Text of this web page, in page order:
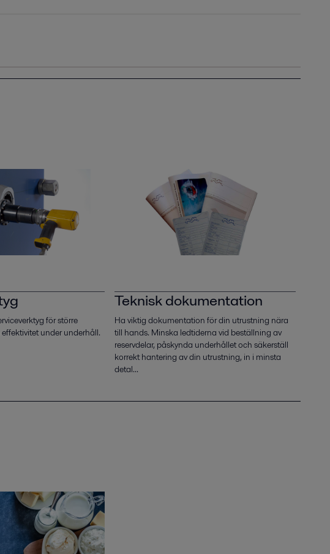
för större
under underhåll.
Teknisk dokumentation
Ha viktig dokumentation för din utrustning nära
till hands. Minska ledtiderna vid beställning av
reservdelar, påskynda underhållet och säkerställ
korrekt hantering av din utrustning, in i minsta
detal...